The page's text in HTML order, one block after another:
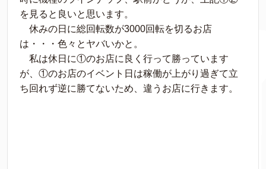
を見ると良いと思います。
休みの日に総回転数が3000回転を切るお店
は・・・色々とヤバいかと。
私は休日に①のお店に良く行って勝っています
が、①のお店のイベント日は稼働が上がり過ぎて立
ち回れず逆に勝てないため、違うお店に行きます。